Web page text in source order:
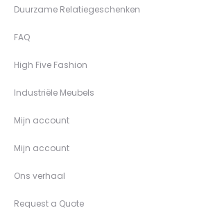
Duurzame Relatiegeschenken
FAQ
High Five Fashion
Industriële Meubels
Mijn account
Mijn account
Ons verhaal
Request a Quote